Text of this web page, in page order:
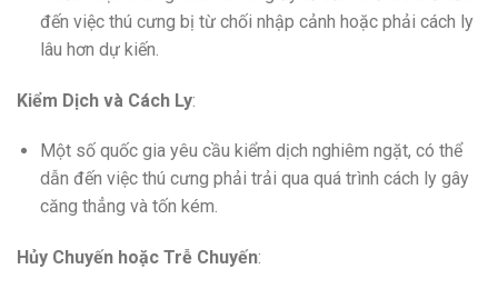
đến việc thú cưng bị từ chối nhập cảnh hoặc phải cách ly
lâu hơn dự kiến.
Kiểm Dịch và Cách Ly:
Một số quốc gia yêu cầu kiểm dịch nghiêm ngặt, có thể
dẫn đến việc thú cưng phải trải qua quá trình cách ly gây
căng thẳng và tốn kém.
Hủy Chuyến hoặc Trễ Chuyến: